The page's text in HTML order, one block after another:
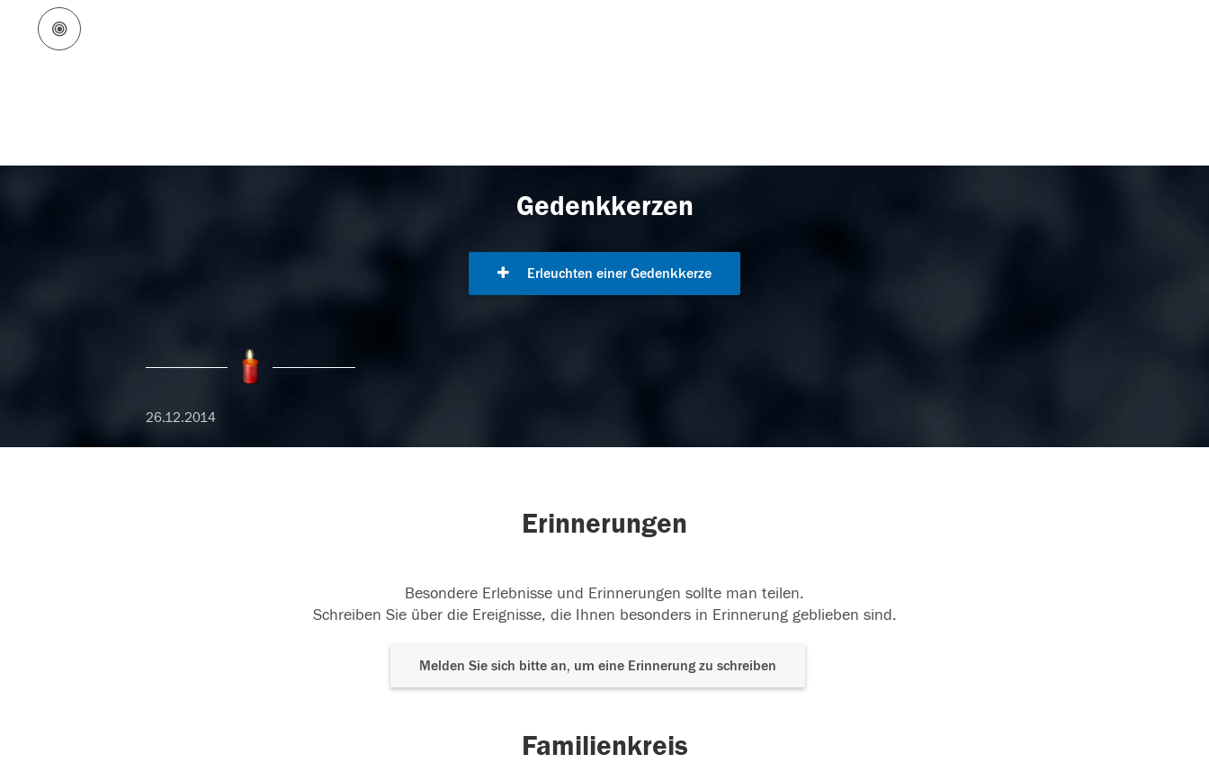
Gedenkkerzen
Erleuchten einer Gedenkkerze
26.12.2014
Erinnerungen
Besondere Erlebnisse und Erinnerungen sollte man teilen.
Schreiben Sie über die Ereignisse, die Ihnen besonders in Erinnerung geblieben sind.
Melden Sie sich bitte an, um eine Erinnerung zu schreiben
Familienkreis